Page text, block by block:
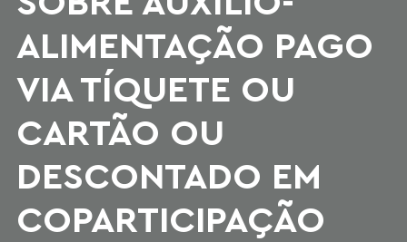
ALIMENTAÇÃO PAGO
VIA TÍQUETE OU
CARTÃO OU
DESCONTADO EM
COPARTICIPAÇÃO